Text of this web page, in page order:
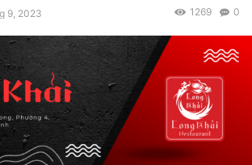
9, 2023 0
1269